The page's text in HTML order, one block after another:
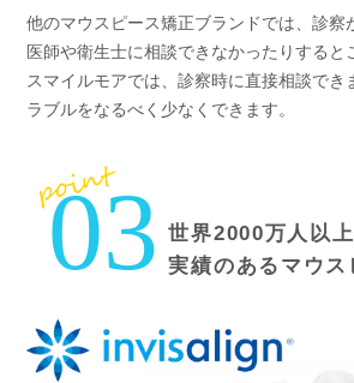
他のマウスピース矯正ブランドでは、診察
医師や衛生士に相談できなかったりすると
スマイルモアでは、診察時に直接相談でき
ラブルをなるべく少なくできます。
point
03 世界2000万人以上
実績のあるマウス